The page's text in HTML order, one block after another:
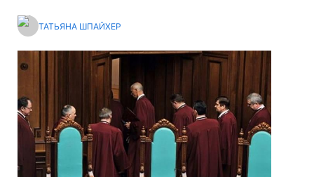
ТАТЬЯНА ШПАЙХЕР